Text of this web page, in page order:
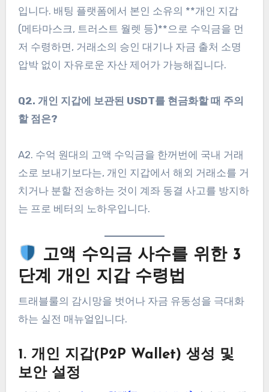
입니다. 배팅 플랫폼에서 본인 소유의 **개인 지갑
(메타마스크, 트러스트 월렛 등)**으로 수익금을 먼
저 수령하면, 거래소의 승인 대기나 자금 출처 소명
압박 없이 자유로운 자산 제어가 가능해집니다.
Q2. 개인 지갑에 보관된 USDT를 현금화할 때 주의
할 점은?
A2. 수억 원대의 고액 수익금을 한꺼번에 국내 거래
소로 보내기보다는, 개인 지갑에서 해외 거래소를 거
치거나 분할 전송하는 것이 계좌 동결 사고를 방지하
는 프로 베터의 노하우입니다.
고액 수익금 사수를 위한 3
단계 개인 지갑 수령법
트래블룰의 감시망을 벗어나 자금 유동성을 극대화
하는 실전 매뉴얼입니다.
1. 개인 지갑(P2P Wallet) 생성 및
보안 설정